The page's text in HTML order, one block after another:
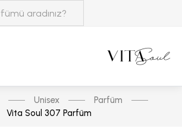
Unisex
Parfüm
Vita Soul 307 Parfüm